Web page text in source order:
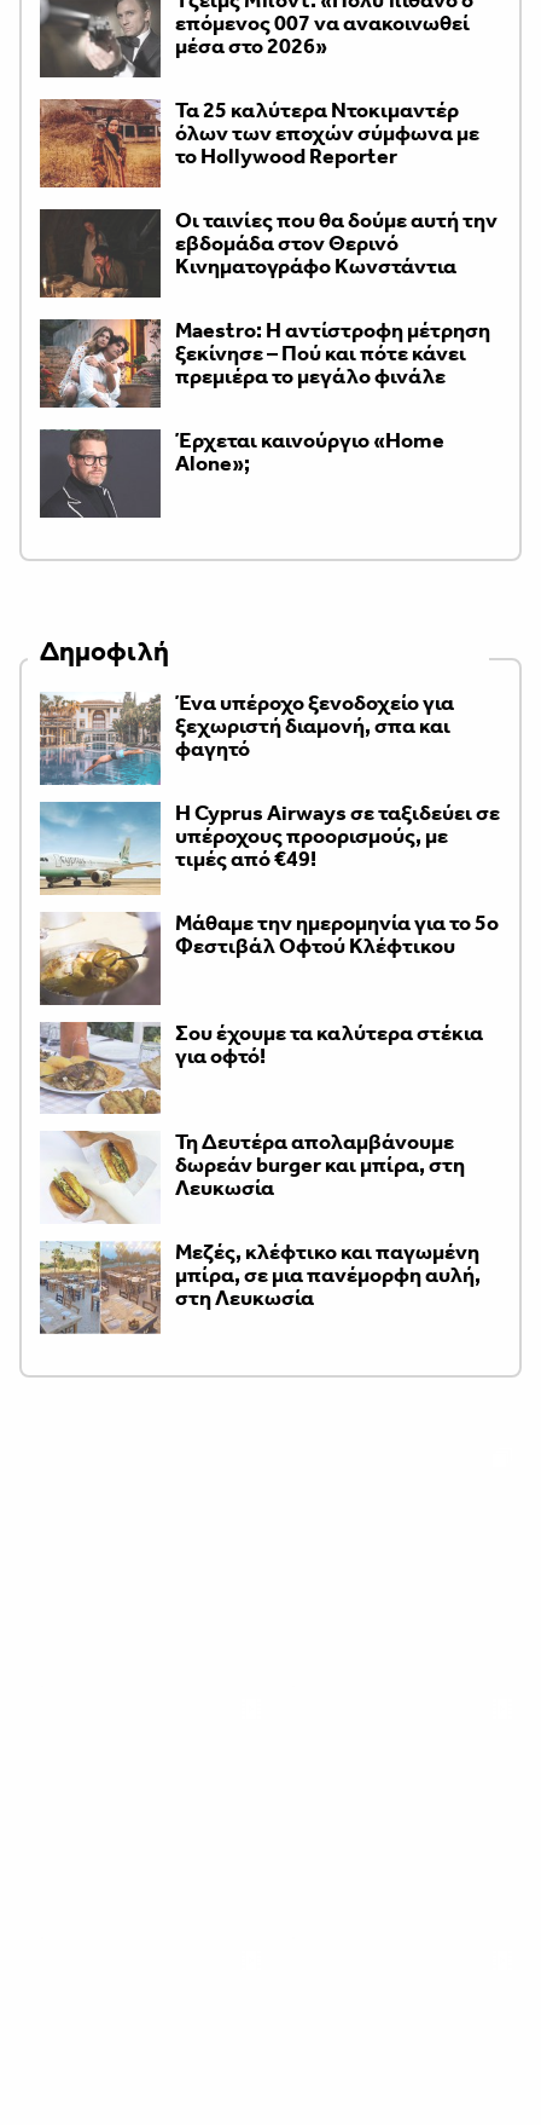
επόμενος 007 να ανακοινωθεί
μέσα στο 2026»
Τα 25 καλύτερα Ντοκιμαντέρ
όλων των εποχών σύμφωνα με
το Hollywood Reporter
Οι ταινίες που θα δούμε αυτή την
εβδομάδα στον Θερινό
Κινηματογράφο Κωνστάντια
Maestro: Η αντίστροφη μέτρηση
ξεκίνησε – Πού και πότε κάνει
πρεμιέρα το μεγάλο φινάλε
Έρχεται καινούργιο «Home
Alone»;
Δημοφιλή
Ένα υπέροχο ξενοδοχείο για
ξεχωριστή διαμονή, σπα και
φαγητό
H Cyprus Airways σε ταξιδεύει σε
υπέροχους προορισμούς, με
τιμές από €49!
Μάθαμε την ημερομηνία για το 5ο
Φεστιβάλ Οφτού Κλέφτικου
Σου έχουμε τα καλύτερα στέκια
για οφτό!
Τη Δευτέρα απολαμβάνουμε
δωρεάν burger και μπίρα, στη
Λευκωσία
Μεζές, κλέφτικο και παγωμένη
μπίρα, σε μια πανέμορφη αυλή,
στη Λευκωσία